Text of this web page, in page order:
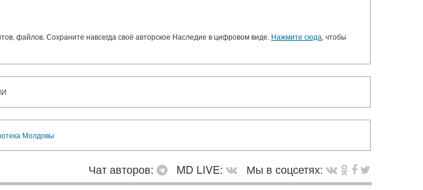
файлов. Сохраните навсегда своё авторское Наследие в цифровом виде. Нажмите сюда, чтобы
Молдовы
Чат авторов: MD LIVE:
Мы в соцсетях: